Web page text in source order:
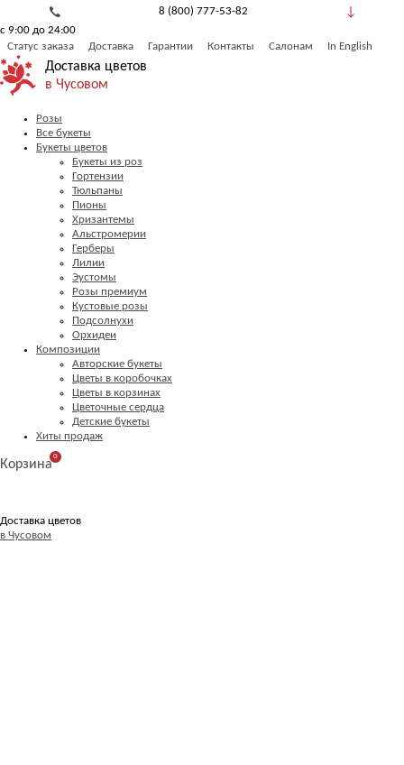
8 (800) 777-53-82
с 9:00 до 24:00
Статус заказа
Доставка Гарантии Контакты Салонам In English
Доставка цветов
в Чусовом
Розы
Все букеты
Букеты цветов
Букеты из роз
Гортензии
Тюльпаны
Пионы
Хризантемы
Альстромерии
Герберы
Лилии
Эустомы
Розы премиум
Кустовые розы
Подсолнухи
Орхидеи
Композиции
Авторские букеты
Цветы в коробочках
Цветы в корзинах
Цветочные сердца
Детские букеты
Хиты продаж
Корзина
0
Доставка цветов
в Чусовом